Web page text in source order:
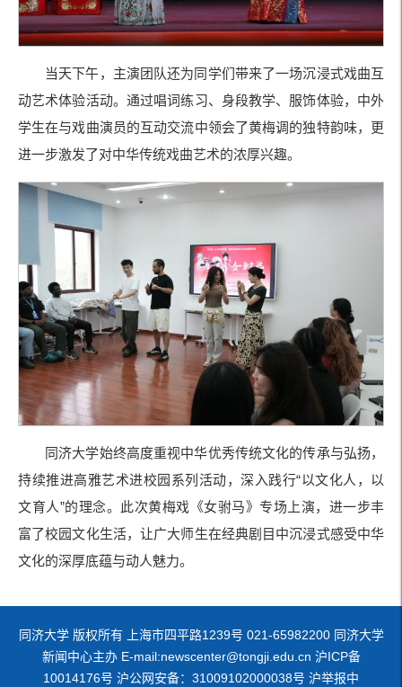
当天下午，主演团队还为同学们带来了一场沉浸式戏曲互
动艺术体验活动。通过唱词练习、身段教学、服饰体验，中外
学生在与戏曲演员的互动交流中领会了黄梅调的独特韵味，更
进一步激发了对中华传统戏曲艺术的浓厚兴趣。
同济大学始终高度重视中华优秀传统文化的传承与弘扬，
持续推进高雅艺术进校园系列活动，深入践行“以文化人，以
文育人”的理念。此次黄梅戏《女驸马》专场上演，进一步丰
富了校园文化生活，让广大师生在经典剧目中沉浸式感受中华
文化的深厚底蕴与动人魅力。
同济大学 版权所有 上海市四平路1239号 021-65982200 同济大学
新闻中心主办 E-mail:newscenter@tongji.edu.cn 沪ICP备
10014176号 沪公网安备：31009102000038号 沪举报中